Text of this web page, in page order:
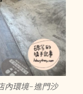
內環境-進門沙